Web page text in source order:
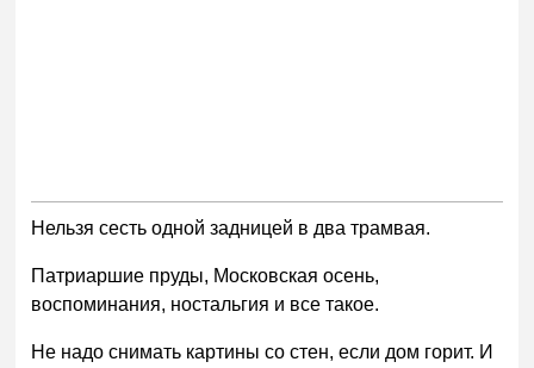
Нельзя сесть одной задницей в два трамвая.
Патриаршие пруды, Московская осень,
воспоминания, ностальгия и все такое.
Не надо снимать картины со стен, если дом горит. И